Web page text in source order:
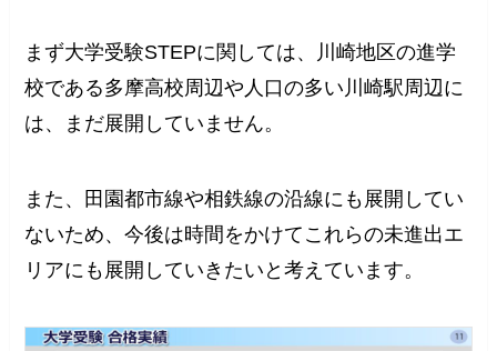
まず大学受験STEPに関しては、川崎地区の進学
校である多摩高校周辺や人口の多い川崎駅周辺に
は、まだ展開していません。
また、田園都市線や相鉄線の沿線にも展開してい
ないため、今後は時間をかけてこれらの未進出エ
リアにも展開していきたいと考えています。